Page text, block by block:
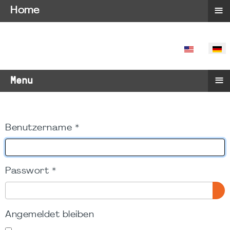
SPRACHE
Menu ≡
Benutzername *
Passwort *
Angemeldet bleiben
Home ≡